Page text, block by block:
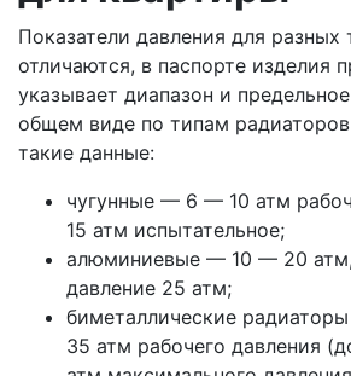
Показатели давления для разных
отличаются, в паспорте изделия
указывает диапазон и
общем виде по типам
такие данные:
чугунные — 6 — 10 атм
15 атм испытательное;
алюминиевые — 10 — 20
давление 25 атм;
биметаллические
35 атм рабочего давления